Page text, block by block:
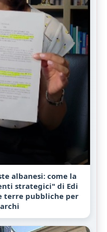
albanesi: come la
strategici" di Edi
terre pubbliche per